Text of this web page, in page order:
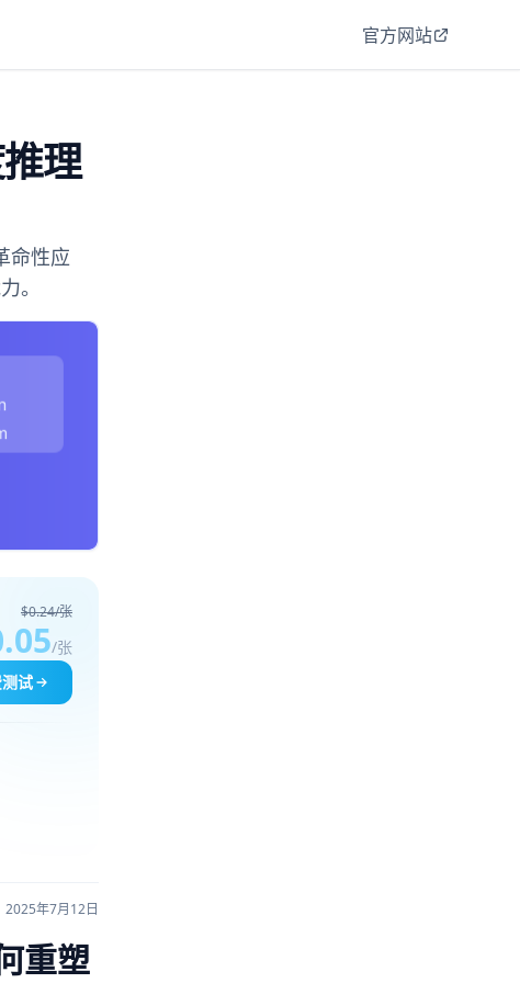
官方网站
理
命性应
。
$0.24/张
/张
试
2025年7月12日
重塑